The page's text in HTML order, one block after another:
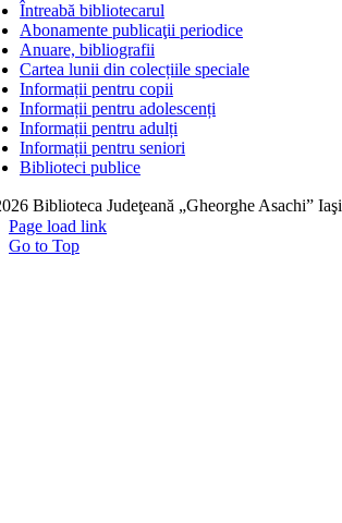
Întreabă bibliotecarul
Abonamente publicaţii periodice
Anuare, bibliografii
Cartea lunii din colecțiile speciale
Informații pentru copii
Informații pentru adolescenți
Informații pentru adulți
Informații pentru seniori
Biblioteci publice
Biblioteca Judeţeană „Gheorghe Asachi” Iaşi
Page load link
Go to Top